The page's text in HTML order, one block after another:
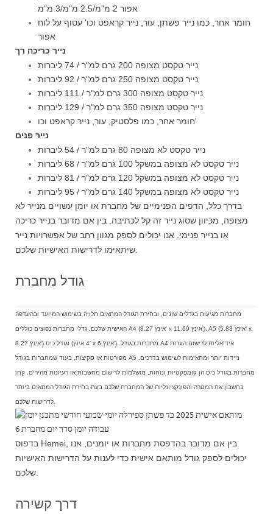
אפור 2 מ"מ/2.5 מ"מ/3 מ"מ
חומר אחר, כמו נייר פשתן, עור, נייר קראפט וכו' עטוף על לוח
אפור
נייר כריכה רך
נייר טקסט מצופה 200 גרם למ"ר / 74 ליברות
נייר טקסט מצופה 250 גרם למ"ר / 92 ליברות
נייר טקסט מצופה 300 גרם למ"ר / 111 ליברות
נייר טקסט מצופה 350 גרם למ"ר / 129 ליברות
חומר אחר, כמו פלסטיק, עור, נייר קראפט וכו'
נייר פנים
נייר טקסט לא מצופה 80 גרם למ"ר / 54 ליברות
נייר טקסט לא מצופה במשקל 100 גרם למ"ר / 68 ליברות
נייר טקסט לא מצופה במשקל 120 גרם למ"ר / 81 ליברות
נייר טקסט לא מצופה במשקל 140 גרם למ"ר / 95 ליברות
בדרך כלל, הדפים הפנימיים של מחברת או יומן עשויים מנייר לא
מצופה, מכיוון שסוג נייר זה קל לכתיבה. בין אם מדובר בנייר כריכה
או בנייר פנימי, אנו יכולים לספק מגוון רחב של אפשרויות נייר
גודל מחברת
מחברות מגיעות בגדלים שונים, ובחירת הגודל המתאים תלויה בשימוש המיועד ובהעדפה
האישית שלכם. גדלי מחברות נפוצים כוללים A4 (8.27 אינץ' x 11.69 אינץ'), A5 (5.83 אינץ' x
8.27 אינץ') וגודל כיס (4 אינץ' x 6 אינץ'). מחברות בגודל A4 אידיאליות לרישום הערות
מפורטות או סקיצות, בעוד שמחברות בגודל A5 ניידות יותר ומתאימות לשימוש בדרכים.
מחברות בגודל כיס הן קומפקטיות ונוחות, מושלמות לרישום מחשבות או רעיונות מהירים. קחו
בחשבון את המטרה והפונקציונליות של המחברת שלכם בעת בחירת הגודל המתאים ביותר
בדפוס Hemei, בין אם מדובר בהדפסת מחברות או יומנים, אנו
יכולים לספק גודל מותאם אישית כדי לענות על הדרישות האישיות
דרך קשירה